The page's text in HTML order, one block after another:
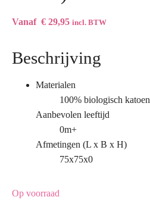
Vanaf € 29,95 incl. BTW
Beschrijving
Materialen
100% biologisch katoen
Aanbevolen leeftijd
0m+
Afmetingen (L x B x H)
75x75x0
Op voorraad